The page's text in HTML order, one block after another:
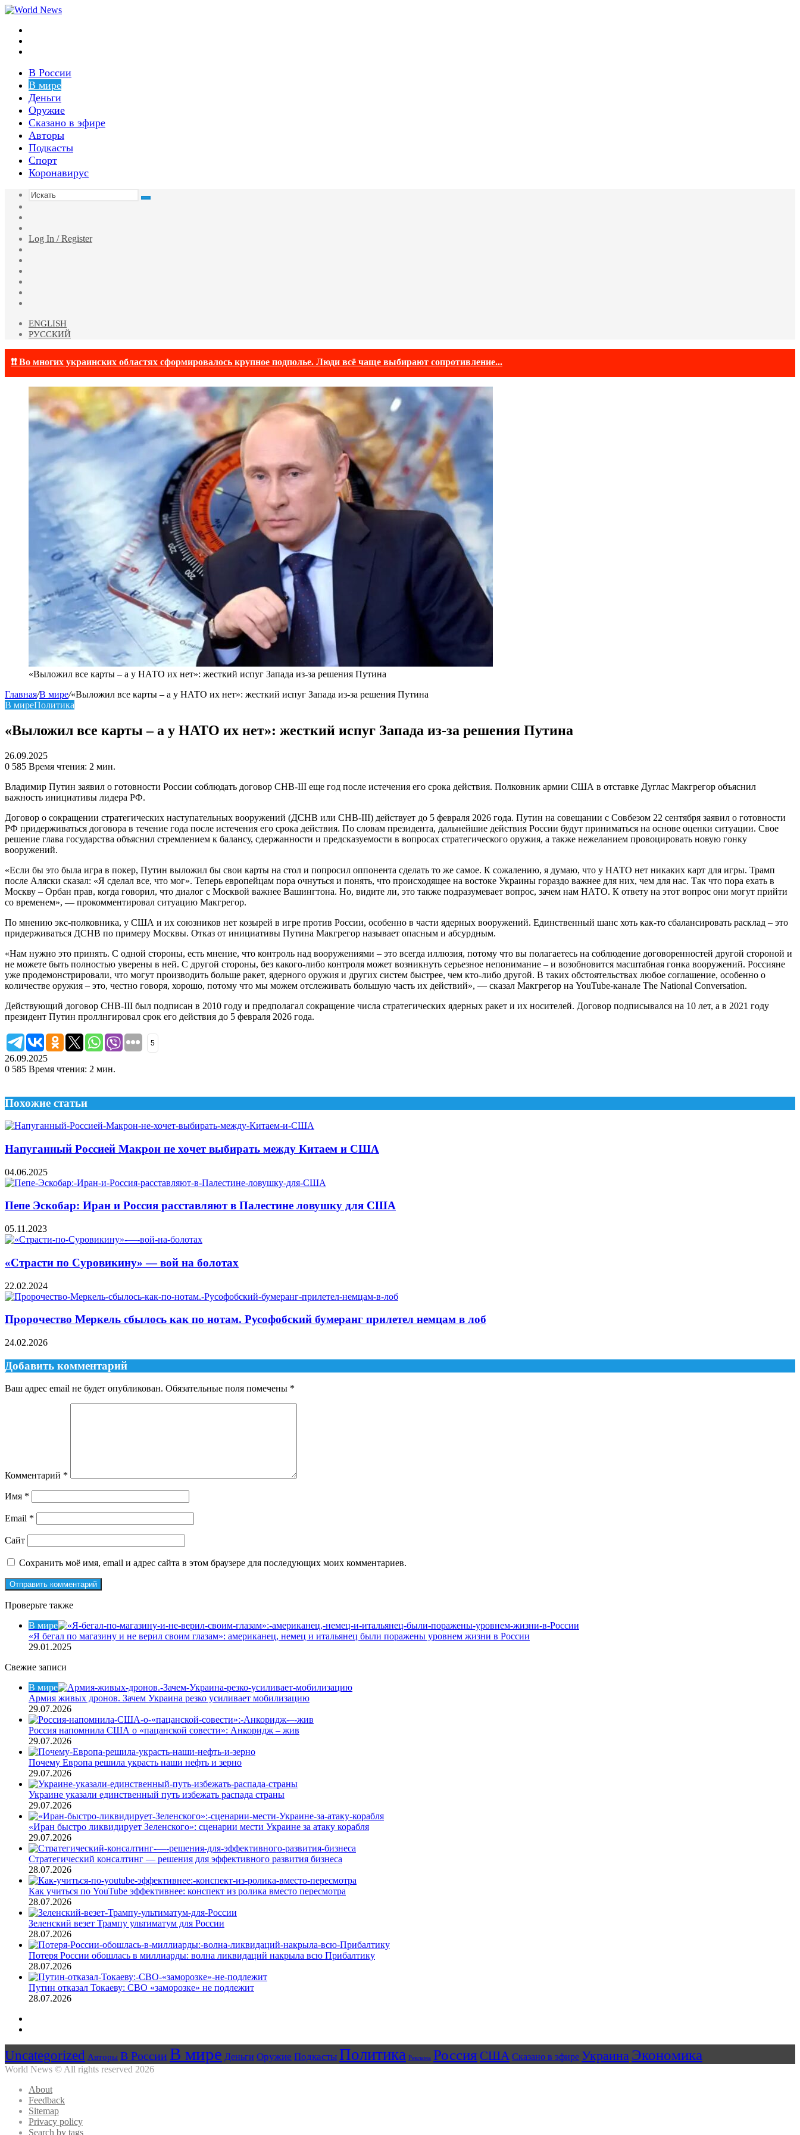
В России
В мире
Деньги
Оружие
Сказано в эфире
Авторы
Подкасты
Спорт
Коронавирус
Искать
статья
Log In / Register
ENGLISH
РУССКИЙ
❗❗ Во многих украинских областях сформировалось крупное подполье. Люди всё чаще выбирают сопротивление...
«Выложил все карты – а у НАТО их нет»: жесткий испуг Запада из-за решения Путина
Главная/В мире/«Выложил все карты – а у НАТО их нет»: жесткий испуг Запада из-за решения Путина
В миреПолитика
«Выложил все карты – а у НАТО их нет»: жесткий испуг Запада из-за решения Путина
26.09.2025
0 585 Время чтения: 2 мин.
Владимир Путин заявил о готовности России соблюдать договор СНВ-III еще год после истечения его срока действия. Полковник армии США в отставке Дуглас Макгрегор объяснил
важность инициативы лидера РФ.
Договор о сокращении стратегических наступательных вооружений (ДСНВ или СНВ-III) действует до 5 февраля 2026 года. Путин на совещании с Совбезом 22 сентября заявил о готовности
РФ придерживаться договора в течение года после истечения его срока действия. По словам президента, дальнейшие действия России будут приниматься на основе оценки ситуации. Свое
решение глава государства объяснил стремлением к балансу, сдержанности и предсказуемости в вопросах стратегического оружия, а также нежеланием провоцировать новую гонку
вооружений.
«Если бы это была игра в покер, Путин выложил бы свои карты на стол и попросил оппонента сделать то же самое. К сожалению, я думаю, что у НАТО нет никаких карт для игры. Трамп
после Аляски сказал: «Я сделал все, что мог». Теперь европейцам пора очнуться и понять, что происходящее на востоке Украины гораздо важнее для них, чем для нас. Так что пора ехать в
Москву – Орбан прав, когда говорил, что диалог с Москвой важнее Вашингтона. Но, видите ли, это также подразумевает вопрос, зачем нам НАТО. К ответу на этот вопрос они могут прийти
со временем», — прокомментировал ситуацию Макгрегор.
По мнению экс-полковника, у США и их союзников нет козырей в игре против России, особенно в части ядерных вооружений. Единственный шанс хоть как-то сбалансировать расклад – это
придерживаться ДСНВ по примеру Москвы. Отказ от инициативы Путина Макгрегор называет опасным и абсурдным.
«Нам нужно это принять. С одной стороны, есть мнение, что контроль над вооружениями – это всегда иллюзия, потому что вы полагаетесь на соблюдение договоренностей другой стороной и
не можете быть полностью уверены в ней. С другой стороны, без какого-либо контроля может возникнуть серьезное непонимание – и возобновится масштабная гонка вооружений. Россияне
уже продемонстрировали, что могут производить больше ракет, ядерного оружия и других систем быстрее, чем кто-либо другой. В таких обстоятельствах любое соглашение, особенно о
количестве оружия – это, честно говоря, хорошо, потому что мы можем отслеживать большую часть их действий», — сказал Макгрегор на YouTube-канале The National Conversation.
Действующий договор СНВ-III был подписан в 2010 году и предполагал сокращение числа стратегических ядерных ракет и их носителей. Договор подписывался на 10 лет, а в 2021 году
президент Путин проллнгировал срок его действия до 5 февраля 2026 года.
5
26.09.2025
0 585 Время чтения: 2 мин.
Похожие статьи
Напуганный Россией Макрон не хочет выбирать между Китаем и США
04.06.2025
Пепе Эскобар: Иран и Россия расставляют в Палестине ловушку для США
05.11.2023
«Страсти по Суровикину» — вой на болотах
22.02.2024
Пророчество Меркель сбылось как по нотам. Русофобский бумеранг прилетел немцам в лоб
24.02.2026
Добавить комментарий
Ваш адрес email не будет опубликован. Обязательные поля помечены *
Комментарий *
Имя *
Email *
Сайт
Сохранить моё имя, email и адрес сайта в этом браузере для последующих моих комментариев.
Проверьте также
В мире
«Я бегал по магазину и не верил своим глазам»: американец, немец и итальянец были поражены уровнем жизни в России
29.01.2025
Свежие записи
В мире
Армия живых дронов. Зачем Украина резко усиливает мобилизацию
29.07.2026
Россия напомнила США о «пацанской совести»: Анкоридж – жив
29.07.2026
Почему Европа решила украсть наши нефть и зерно
29.07.2026
Украине указали единственный путь избежать распада страны
29.07.2026
«Иран быстро ликвидирует Зеленского»: сценарии мести Украине за атаку корабля
29.07.2026
Стратегический консалтинг — решения для эффективного развития бизнеса
28.07.2026
Как учиться по YouTube эффективнее: конспект из ролика вместо пересмотра
28.07.2026
Зеленский везет Трампу ультиматум для России
28.07.2026
Потеря России обошлась в миллиарды: волна ликвидаций накрыла всю Прибалтику
28.07.2026
Путин отказал Токаеву: СВО «заморозке» не подлежит
28.07.2026
Uncategorized Авторы В России В мире Деньги Оружие Подкасты Политика Реклама Россия США Сказано в эфире Украина Экономика
World News © All rights reserved 2026
About
Feedback
Sitemap
Privacy policy
Search by tags